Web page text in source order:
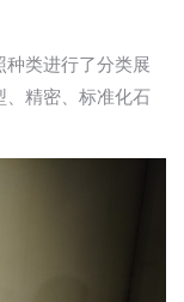
种类进行了分类展
精密、标准化石